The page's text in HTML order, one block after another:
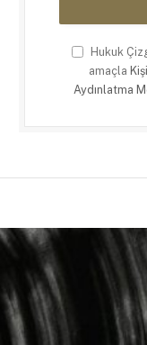
Hukuk
amaçla
Aydınlatma